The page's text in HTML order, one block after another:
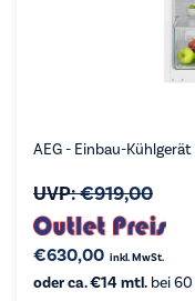
AEG - Einbau-Kühlgerät
UVP:€919,00
€630,00 inkl. MwSt.
oder ca. €14 mtl. bei